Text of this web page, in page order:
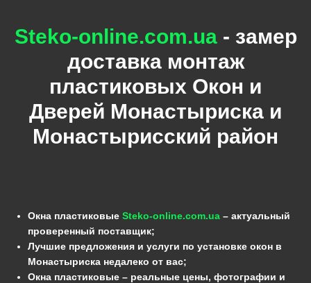
Steko-online.com.ua- замер
доставка монтаж
пластиковых Окон и
Дверей Монастыриска и
Монастырисский район
Окна пластиковые Steko-online.com.ua – актуальный
проверенный поставщик;
Лучшие предложения и услуги по установке окон в
Монастыриска недалеко от вас;
Окна пластиковые – реальные цены, фотографии и